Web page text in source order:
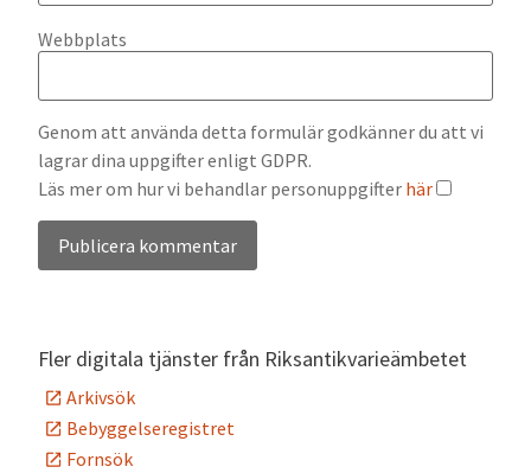
Webbplats
Genom att använda detta formulär godkänner du att vi
lagrar dina uppgifter enligt GDPR.
Läs mer om hur vi behandlar personuppgifter här
Fler digitala tjänster från Riksantikvarieämbetet
Arkivsök
Bebyggelseregistret
Fornsök